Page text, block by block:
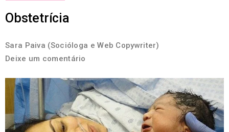
Obstetrícia
Sara Paiva (Socióloga e Web Copywriter)
Deixe um comentário